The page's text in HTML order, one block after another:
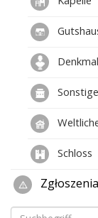
Denkmal
Schloss
Zgłoszenia